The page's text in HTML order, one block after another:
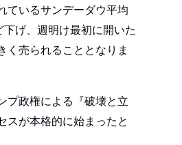
ているサンデーダウ平均
下げ、週明け最初に開いた
く売られることとなりま
プ政権による『破壊と立
スが本格的に始まったと